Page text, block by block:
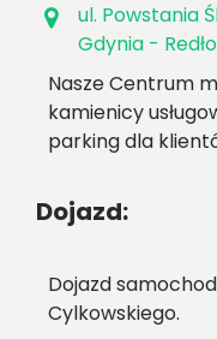
ul. Powstania
Gdynia -
Nasze Centrum
kamienicy
parking dla
Dojazd:
Dojazd
Cylkowskiego.